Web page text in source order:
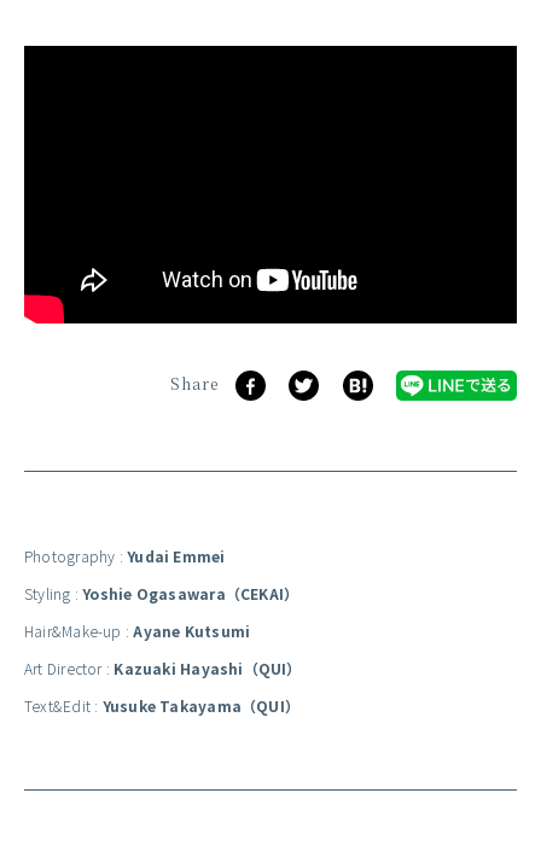
Share
Photography :Yudai Emmei
Styling :Yoshie Ogasawara（CEKAI）
Hair&Make-up :Ayane Kutsumi
Art Director : Kazuaki Hayashi（QUI）
Text&Edit : Yusuke Takayama（QUI）